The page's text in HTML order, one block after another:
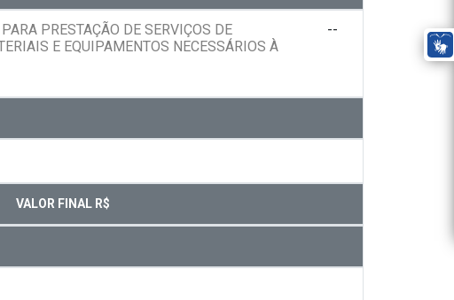
PRESTAÇÃO DE SERVIÇOS DE
E EQUIPAMENTOS NECESSÁRIOS À
--
VALOR FINAL R$